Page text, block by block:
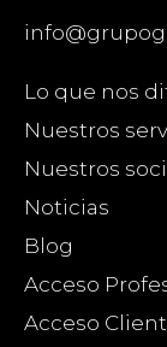
Lo que nos
Nuestros
Nuestros
Noticias
Blog
Acceso
Acceso